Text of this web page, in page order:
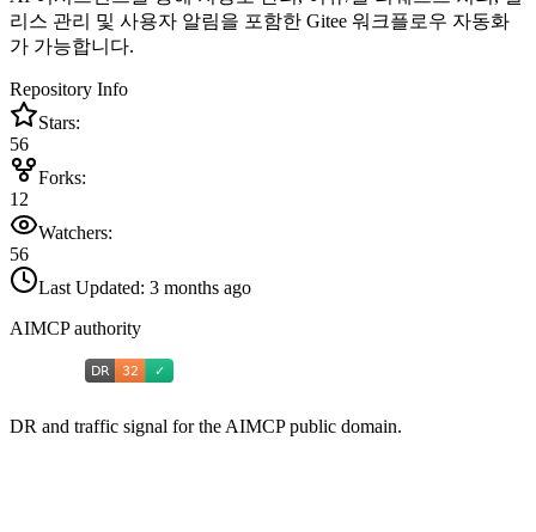
리스 관리 및 사용자 알림을 포함한 Gitee 워크플로우 자동화
가 가능합니다.
Repository Info
Stars:
56
Forks:
12
Watchers:
56
Last Updated: 3 months ago
AIMCP authority
DR and traffic signal for the AIMCP public domain.